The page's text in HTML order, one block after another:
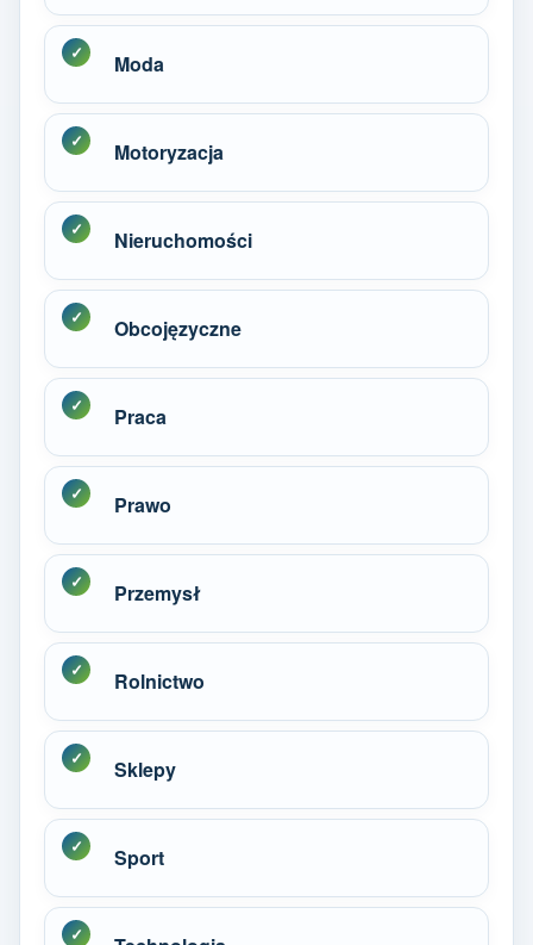
Moda
Motoryzacja
Nieruchomości
Obcojęzyczne
Praca
Prawo
Przemysł
Rolnictwo
Sklepy
Sport